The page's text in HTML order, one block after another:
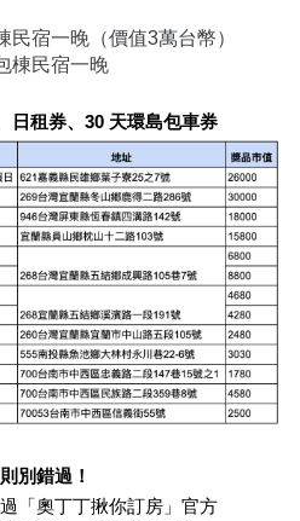
民宿一晚（價值3萬台幣）
【可可民宿】16人包棟民宿一晚
日租券、30 天環島包車券
別錯過！
「奧丁丁揪你訂房」官方